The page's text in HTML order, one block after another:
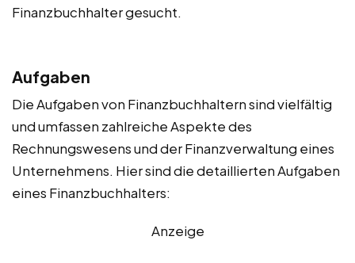
Finanzbuchhalter gesucht.
Aufgaben
Die Aufgaben von Finanzbuchhaltern sind vielfältig
und umfassen zahlreiche Aspekte des
Rechnungswesens und der Finanzverwaltung eines
Unternehmens. Hier sind die detaillierten Aufgaben
eines Finanzbuchhalters:
Anzeige